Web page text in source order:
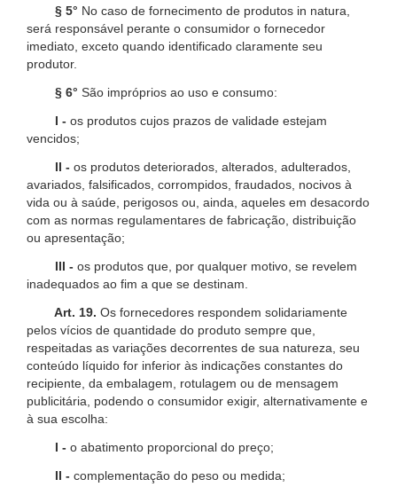
§ 5° No caso de fornecimento de produtos in natura,
será responsável perante o consumidor o fornecedor
imediato, exceto quando identificado claramente seu
produtor.
§ 6° São impróprios ao uso e consumo:
I - os produtos cujos prazos de validade estejam
vencidos;
II - os produtos deteriorados, alterados, adulterados,
avariados, falsificados, corrompidos, fraudados, nocivos à
vida ou à saúde, perigosos ou, ainda, aqueles em desacordo
com as normas regulamentares de fabricação, distribuição
ou apresentação;
III - os produtos que, por qualquer motivo, se revelem
inadequados ao fim a que se destinam.
Art. 19. Os fornecedores respondem solidariamente
pelos vícios de quantidade do produto sempre que,
respeitadas as variações decorrentes de sua natureza, seu
conteúdo líquido for inferior às indicações constantes do
recipiente, da embalagem, rotulagem ou de mensagem
publicitária, podendo o consumidor exigir, alternativamente e
à sua escolha:
I - o abatimento proporcional do preço;
II - complementação do peso ou medida;